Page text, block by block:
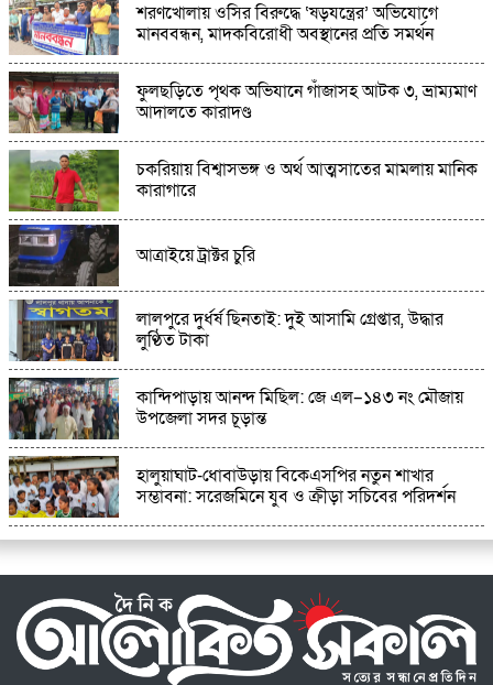
ধুনটে ভ্রাম্যমাণ আদালতের অভিযানে ৩২টি চায়না
দুয়ারী জাল জব্দ,পুড়িয়ে ধ্বংস
বিশ্ব মাতৃদুগ্ধ সপ্তাহ উপলক্ষে বাগাতিপাড়ায় সমাপনী
অনুষ্ঠান
দুপুর ২টায় ছুটি, প্রশ্নে প্রধান শিক্ষকের জবাব নিউজ
শরণখোলায় ওসির বিরুদ্ধে ‘ষড়যন্ত্রের’ অভিযোগে
মানববন্ধন, মাদকবিরোধী অবস্থানের প্রতি সমর্থন
ফুলছড়িতে পৃথক অভিযানে গাঁজাসহ আটক ৩, ভ্রাম্যমাণ
আদালতে কারাদণ্ড
চকরিয়ায় বিশ্বাসভঙ্গ ও অর্থ আত্মসাতের মামলায় মানিক
কারাগারে
আত্রাইয়ে ট্রাক্টর চুরি
লালপুরে দুর্ধর্ষ ছিনতাই: দুই আসামি গ্রেপ্তার, উদ্ধার
লুণ্ঠিত টাকা
কান্দিপাড়ায় আনন্দ মিছিল: জে এল–১৪৩ নং মৌজায়
উপজেলা সদর চূড়ান্ত
হালুয়াঘাট-ধোবাউড়ায় বিকেএসপির নতুন শাখার
সম্ভাবনা: সরেজমিনে যুব ও ক্রীড়া সচিবের পরিদর্শন